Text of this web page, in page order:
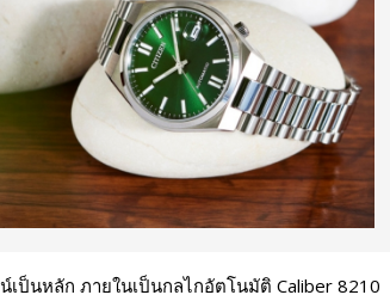
ป็นหลัก ภายในเป็นกลไกอัตโนมัติ Caliber 8210